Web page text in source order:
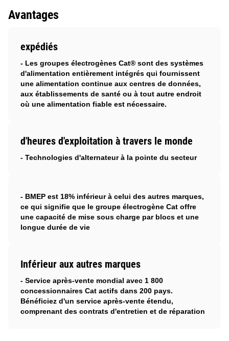
Avantages
expédiés
- Les groupes électrogènes Cat® sont des systèmes
d'alimentation entièrement intégrés qui fournissent
une alimentation continue aux centres de données,
aux établissements de santé ou à tout autre endroit
où une alimentation fiable est nécessaire.
d'heures d'exploitation à travers le monde
- Technologies d'alternateur à la pointe du secteur
- BMEP est 18% inférieur à celui des autres marques,
ce qui signifie que le groupe électrogène Cat offre
une capacité de mise sous charge par blocs et une
longue durée de vie
Inférieur aux autres marques
- Service après-vente mondial avec 1 800
concessionnaires Cat actifs dans 200 pays.
Bénéficiez d'un service après-vente étendu,
comprenant des contrats d'entretien et de réparation